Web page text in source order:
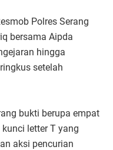
Polres Serang
bersama Aipda
hingga
setelah
bukti berupa empat
letter T yang
aksi pencurian